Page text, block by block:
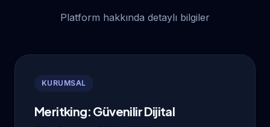
Platform hakkında detaylı bilgiler
KURUMSAL
Meritking: Güvenilir Dijital